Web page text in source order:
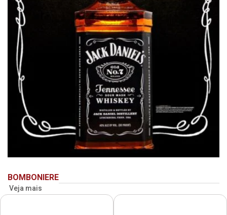
BOMBONIERE
Veja mais